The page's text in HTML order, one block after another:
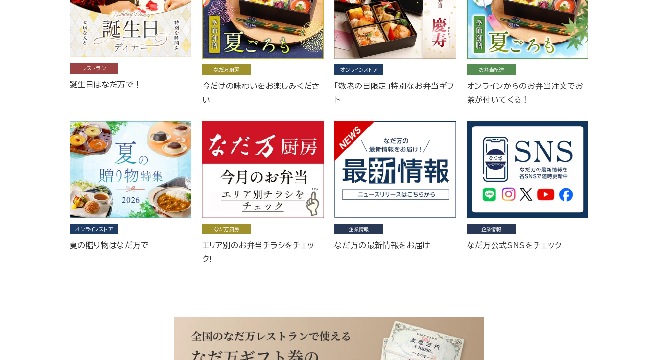
レストラン
誕生日はなだ万で！
なだ万厨房
今だけの味わいをお楽しみくださ
い
オンラインストア
「敬老の日限定」特別なお弁当ギフ
ト
お弁当配達
オンラインからのお弁当注文でお
茶が付いてくる！
オンラインストア
夏の贈り物はなだ万で
なだ万厨房
エリア別のお弁当チラシをチェッ
ク!
企業情報
なだ万の最新情報をお届け
企業情報
なだ万公式SNSをチェック